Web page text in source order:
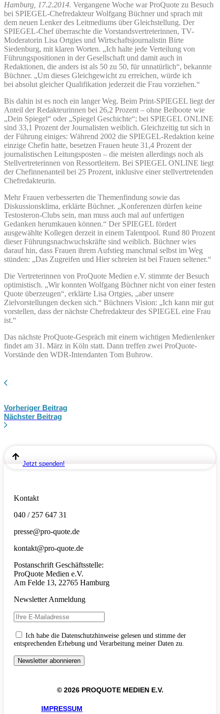
Hamburg, 17.2.2014. Vergangene Woche war ProQuote zu Besuch
bei SPIEGEL-Chefredakteur Wolfgang Büchner und sprach mit
dem neuen Lenker des Leitmediums über Gleichstellung. Der
SPIEGEL-Chef überraschte die Vorstandsvertreterinnen, TV-
Moderatorin Lisa Ortgies und Wirtschaftsjournalistin Birte
Siedenburg, mit klaren Worten. „Ich halte jede Verteilung von
Führungspositionen in der Gesellschaft und damit auch in
Redaktionen, die anders ist als 50 zu 50, für unnatürlich“, bekannte
Büchner. „Um dieses Gleichgewicht zu erreichen, würde ich
bei absolut gleicher Qualifikation jederzeit die Frau vorziehen.“
Bis dahin ist es noch ein langer Weg. Beim Print-SPIEGEL liegt der
Anteil der Redakteurinnen bei 26,2 Prozent – ohne Beiboote wie
„Dein Spiegel“ oder „Spiegel Geschichte“; bei SPIEGEL ONLINE
sind 33,1 Prozent der Journalisten weiblich. Gleichzeitig tut sich in
der Führung einiges: Während 2002 die SPIEGEL-Redaktion keine
einzige Chefin hatte, besetzen Frauen heute 31,4 Prozent der
journalistischen Leitungsposten – die meisten allerdings noch als
Stellvertreterinnen von Ressortleitern. Bei SPIEGEL ONLINE liegt
der Chefinnenanteil bei 25 Prozent, inklusive einer stellvertretenden
Chefredakteurin.
Mehr Frauen verbesserten die Themenfindung sowie das
Diskussionsklima, erklärte Büchner. „Konferenzen dürfen keine
Testosteron-Clubs sein, man muss auch mal auf unfertigen
Gedanken herumkauen können.“ Der SPIEGEL fördert
ausgewählte Kollegen derzeit in einem Talentpool. Rund 80 Prozent
dieser Führungsnachwuchskräfte sind weiblich. Büchner wies
darauf hin, dass Frauen ihrem Aufstieg manchmal selbst im Weg
stünden: „Das Zugreifen und Hier schreien ist bei Frauen seltener.“
Die Vertreterinnen von ProQuote Medien e.V. stimmte der Besuch
optimistisch. „Wir konnten Wolfgang Büchner nicht von einer festen
Quote überzeugen“, erklärte Lisa Ortgies, „aber unsere
Zielvorstellungen decken sich.“ Büchners Vision: „Ich kann mir gut
vorstellen, dass der nächste Chefredakteur des SPIEGEL eine Frau
ist.“
Das nächste ProQuote-Gespräch mit einem wichtigen Medienlenker
findet am 31. März in Köln statt. Dann treffen zwei ProQuote-
Vorstände den WDR-Intendanten Tom Buhrow.
Vorheriger Beitrag
Nächster Beitrag
Jetzt spenden!
Kontakt
040 / 257 647 31
presse@pro-quote.de
kontakt@pro-quote.de
Postanschrift Geschäftsstelle:
ProQuote Medien e.V.
Am Felde 13, 22765 Hamburg
Newsletter Anmeldung
Ich habe die Datenschutzhinweise gelesen und stimme der
entsprechenden Erhebung und Verarbeitung meiner Daten zu.
© 2026 PROQUOTE MEDIEN E.V.
IMPRESSUM